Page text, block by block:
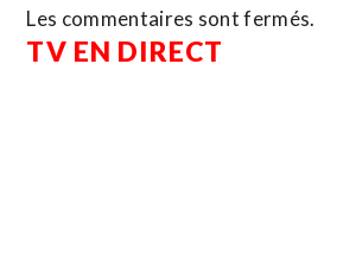
Les commentaires sont fermés.
TV EN DIRECT